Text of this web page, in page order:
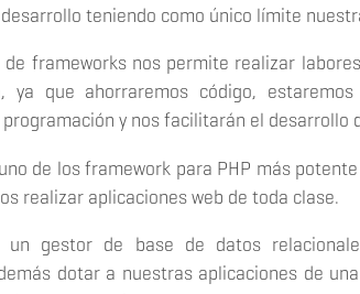
teniendo como único límite
de frameworks nos permite realizar
ya que ahorraremos código,
y nos facilitarán el desarrollo
de los framework para PHP más
realizar aplicaciones web de toda clase.
un gestor de base de datos
dotar a nuestras aplicaciones de